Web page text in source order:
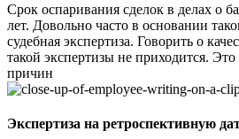
Срок оспаривания сделок в делах о
лет. Довольно часто в основании
судебная экспертиза. Говорить о
такой экспертизы не приходится. Это
причин
Экспертиза на ретроспективную